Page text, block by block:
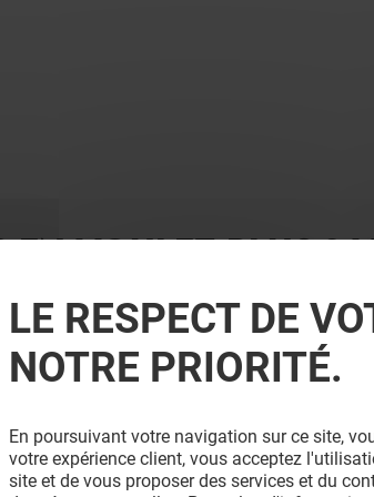
EN VOULEZ PLUS ?
LE RESPECT DE
NOTRE PRIORITÉ.
En poursuivant votre navigation sur ce site,
votre expérience client, vous acceptez
site et de vous proposer des services et du